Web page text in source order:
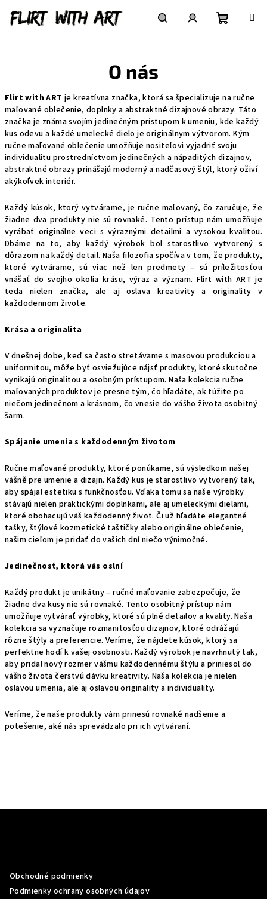
obsah
O nás
Flirt with ART je kreatívna značka, ktorá sa špecializuje na ručne
maľované oblečenie, doplnky a abstraktné dizajnové obrazy. Táto
značka je známa svojím jedinečným prístupom k umeniu, kde každý
kus odevu a každé umelecké dielo je originálnym výtvorom. Kým
ručne maľované oblečenie umožňuje nositeľovi vyjadriť svoju
individualitu prostredníctvom jedinečných a nápaditých dizajnov,
abstraktné obrazy prinášajú moderný a nadčasový štýl, ktorý oživí
akýkoľvek interiér.
Každý kúsok, ktorý vytvárame, je ručne maľovaný, čo zaručuje, že
žiadne dva produkty nie sú rovnaké. Tento prístup nám umožňuje
vyrábať originálne veci s výraznými detailmi a vysokou kvalitou.
Dbáme na to, aby každý výrobok bol starostlivo vytvorený s
dôrazom na každý detail. Naša filozofia spočíva v tom, že produkty,
ktoré vytvárame, sú viac než len predmety – sú príležitosťou
vnášať do svojho okolia krásu, výraz a význam. Flirt with ART je
teda nielen značka, ale aj oslava kreativity a originality v
každodennom živote.
Krása a originalita
V dnešnej dobe, keď sa často stretávame s masovou produkciou a
uniformitou, môže byť osviežujúce nájsť produkty, ktoré skutočne
vynikajú originalitou a osobným prístupom. Naša kolekcia ručne
maľovaných produktov je presne tým, čo hľadáte, ak túžite po
niečom jedinečnom a krásnom, čo vnesie do vášho života osobitný
šarm.
Spájanie umenia s každodenným životom
Ručne maľované produkty, ktoré ponúkame, sú výsledkom našej
vášně pre umenie a dizajn. Každý kus je starostlivo vytvorený tak,
aby spájal estetiku s funkčnosťou. Vďaka tomu sa naše výrobky
stávajú nielen praktickými doplnkami, ale aj umeleckými dielami,
ktoré obohacujú váš každodenný život. Či už hľadáte elegantné
tašky, štýlové kozmetické taštičky alebo originálne oblečenie,
našim cieľom je pridať do vašich dní niečo výnimočné.
Jedinečnosť, ktorá vás oslní
Každý produkt je unikátny – ručné maľovanie zabezpečuje, že
žiadne dva kusy nie sú rovnaké. Tento osobitný prístup nám
umožňuje vytvárať výrobky, ktoré sú plné detailov a kvality. Naša
kolekcia sa vyznačuje rozmanitosťou dizajnov, ktoré odrážajú
rôzne štýly a preferencie. Veríme, že nájdete kúsok, ktorý sa
perfektne hodí k vašej osobnosti. Každý výrobok je navrhnutý tak,
aby pridal nový rozmer vášmu každodennému štýlu a priniesol do
vášho života čerstvú dávku kreativity. Naša kolekcia je nielen
oslavou umenia, ale aj oslavou originality a individuality.
Veríme, že naše produkty vám prinesú rovnaké nadšenie a
potešenie, aké nás sprevádzalo pri ich vytváraní.
Obchodné podmienky
Podmienky ochrany osobných údajov